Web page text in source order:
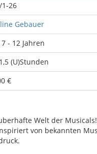
1-26
Gebauer
- 12 Jahren
(U)Stunden
€
Welt der
von bekannten